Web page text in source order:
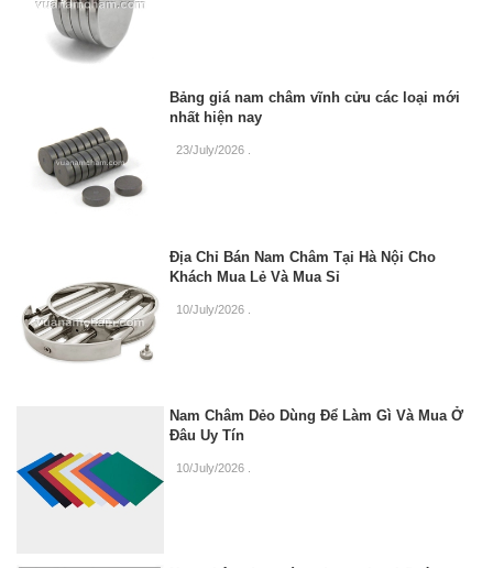
Bảng giá nam châm vĩnh cửu các loại mới
nhất hiện nay
23/July/2026
Địa Chỉ Bán Nam Châm Tại Hà Nội Cho
Khách Mua Lẻ Và Mua Sỉ
10/July/2026
Nam Châm Dẻo Dùng Để Làm Gì Và Mua Ở
Đâu Uy Tín
10/July/2026